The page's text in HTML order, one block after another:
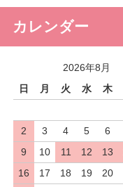
カレンダー
2026年8月
日
月 火 水 木
2
3 4 5 6
9
10 11 12 13
16
17 18 19 20